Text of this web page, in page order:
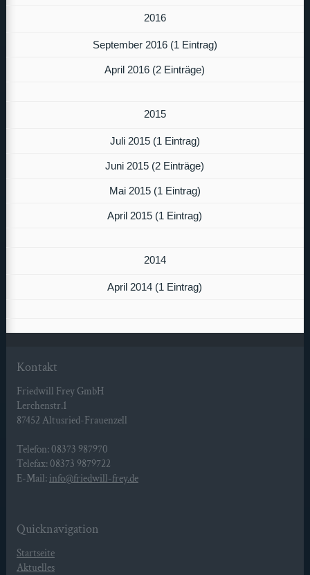
2016
September 2016 (1 Eintrag)
April 2016 (2 Einträge)
2015
Juli 2015 (1 Eintrag)
Juni 2015 (2 Einträge)
Mai 2015 (1 Eintrag)
April 2015 (1 Eintrag)
2014
April 2014 (1 Eintrag)
Kontakt
Friedwill Frey GmbH
Lerchenstr.1
87452 Altusried-Frauenzell
Telefon: 08373 987970
Telefax: 08373 9879722
E-Mail:info@friedwill-frey.de
Quicknavigation
Startseite
Aktuelles